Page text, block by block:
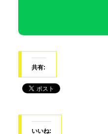
共有:
いいね: